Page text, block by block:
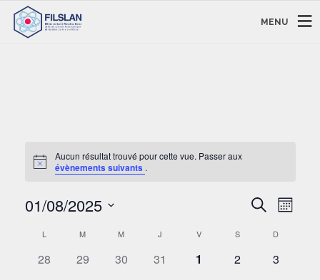
MENU
Aucun résultat trouvé pour cette vue. Passer aux
évènements suivants .
Recherche
DE
Mois
01/08/2025
une
date.
CALENDRIER
DE
ÉVÈNEMENTS
L M M J V S D
0
28
0
29
0
30
0
31
0
1
0
2
0
3